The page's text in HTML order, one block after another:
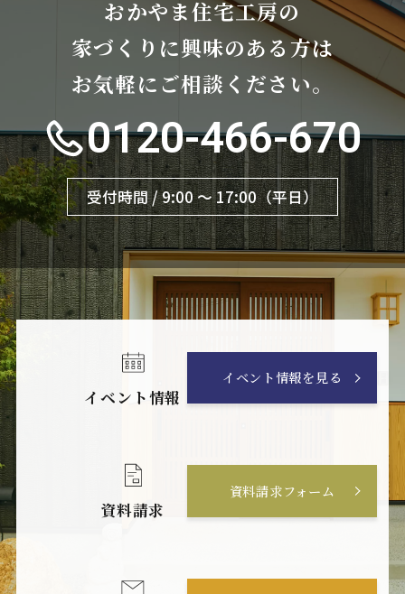
おかやま住宅工房の
家づくりに興味のある方は
お気軽にご相談ください。
0120-466-670
受付時間 / 9:00 〜 17:00（平日）
イベント情報
イベント情報を見る
資料請求
資料請求フォーム